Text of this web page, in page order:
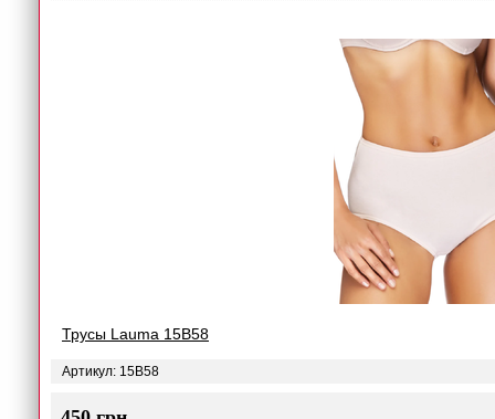
Трусы Lauma 15B58
Артикул: 15B58